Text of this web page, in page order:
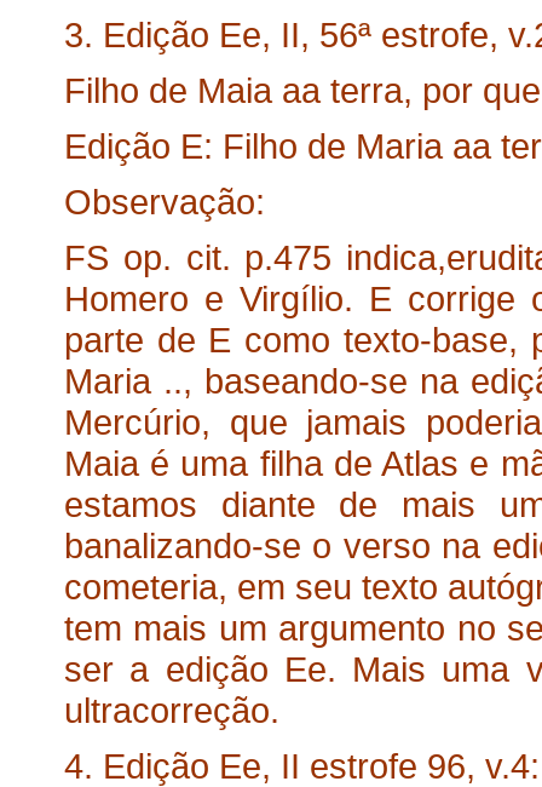
3. Edição Ee, II, 56ª estrofe,
Filho de Maia aa terra, por
Edição E: Filho de Maria aa
Observação:
FS op. cit. p.475
Homero e Virgílio. E
parte de E como texto-base,
Maria .., baseando-se na
Mercúrio, que jamais
Maia é uma filha de Atlas e
estamos diante de mais
banalizando-se o verso na
cometeria, em seu texto
tem mais um argumento no
ser a edição Ee. Mais uma
ultracorreção.
4. Edição Ee, II estrofe 96, v.4: